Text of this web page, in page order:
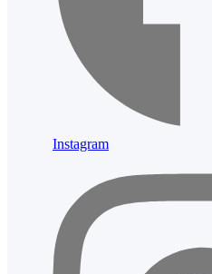
Instagram